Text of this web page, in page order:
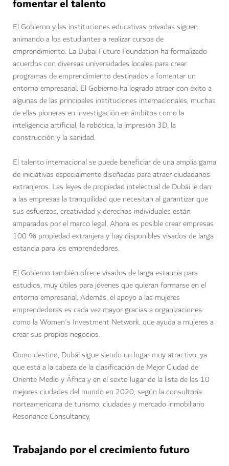
fomentar el talento
El Gobierno y las instituciones educativas privadas siguen
animando a los estudiantes a realizar cursos de
emprendimiento. La Dubai Future Foundation ha formalizado
acuerdos con diversas universidades locales para crear
programas de emprendimiento destinados a fomentar un
entorno empresarial. El Gobierno ha logrado atraer con éxito a
algunas de las principales instituciones internacionales, muchas
de ellas pioneras en investigación en ámbitos como la
inteligencia artificial, la robótica, la impresión 3D, la
construcción y la sanidad.
El talento internacional se puede beneficiar de una amplia gama
de iniciativas especialmente diseñadas para atraer ciudadanos
extranjeros. Las leyes de propiedad intelectual de Dubái le dan
a las empresas la tranquilidad que necesitan al garantizar que
sus esfuerzos, creatividad y derechos individuales están
amparados por el marco legal. Ahora es posible crear empresas
100 % propiedad extranjera y hay disponibles visados de larga
estancia para los emprendedores.
El Gobierno también ofrece visados de larga estancia para
estudios, muy útiles para jóvenes que quieran formarse en el
entorno empresarial. Además, el apoyo a las mujeres
emprendedoras es cada vez mayor gracias a organizaciones
como la Women's Investment Network, que ayuda a mujeres a
crear sus propios negocios.
Como destino, Dubái sigue siendo un lugar muy atractivo, ya
que está a la cabeza de la clasificación de Mejor Ciudad de
Oriente Medio y África y en el sexto lugar de la lista de las 10
mejores ciudades del mundo en 2020, según la consultoría
norteamericana de turismo, ciudades y mercado inmobiliario
Resonance Consultancy.
Trabajando por el crecimiento futuro